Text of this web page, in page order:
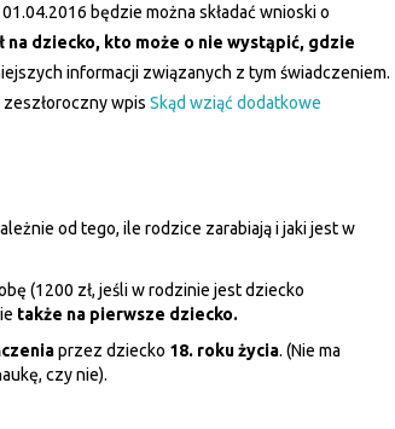
będzie można składać wnioski o
na dziecko, kto może o nie wystąpić, gdzie
informacji związanych z tym świadczeniem.
wpis Skąd wziąć dodatkowe
od tego, ile rodzice zarabiają i jaki jest w
(1200 zł, jeśli w rodzinie jest dziecko
także na pierwsze dziecko.
przez dziecko 18. roku życia. (Nie ma
czy nie).